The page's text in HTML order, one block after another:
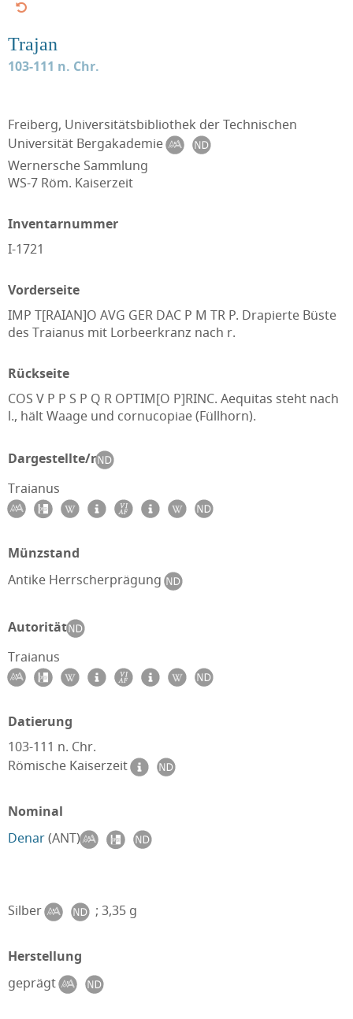
Trajan
103-111 n. Chr.
Freiberg, Universitätsbibliothek der Technischen
Universität Bergakademie
Wernersche Sammlung
WS-7 Röm. Kaiserzeit
Inventarnummer
I-1721
Vorderseite
IMP T[RAIAN]O AVG GER DAC P M TR P. Drapierte Büste
des Traianus mit Lorbeerkranz nach r.
Rückseite
COS V P P S P Q R OPTIM[O P]RINC. Aequitas steht nach
l., hält Waage und cornucopiae (Füllhorn).
Dargestellte/r
Traianus
Münzstand
Antike Herrscherprägung
Autorität
Traianus
Datierung
103-111 n. Chr.
Römische Kaiserzeit
Nominal
Denar(ANT)
Silber ; 3,35 g
Herstellung
geprägt